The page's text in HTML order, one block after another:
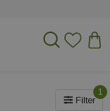
Filter
1